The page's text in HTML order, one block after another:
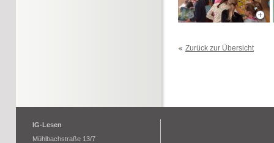
Zurück zur Übersicht
IG-Lesen
Mühlbachstraße 13/7